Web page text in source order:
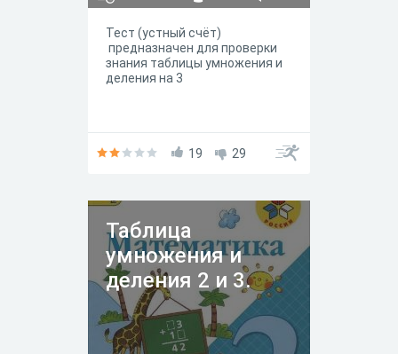
Тест (устный счёт)
предназначен для проверки
знания таблицы умножения и
деления на 3
19 29
Таблица
умножения и
деления 2 и 3.